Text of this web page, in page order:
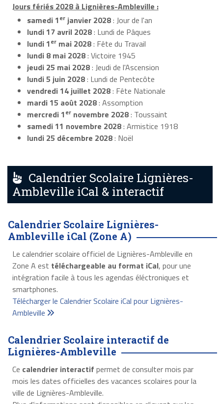
Jours fériés 2028 à Lignières-Ambleville :
samedi 1er janvier 2028: Jour de l'an
lundi 17 avril 2028: Lundi de Pâques
lundi 1er mai 2028: Fête du Travail
lundi 8 mai 2028: Victoire 1945
jeudi 25 mai 2028: Jeudi de l'Ascension
lundi 5 juin 2028: Lundi de Pentecôte
vendredi 14 juillet 2028: Fête Nationale
mardi 15 août 2028: Assomption
mercredi 1er novembre 2028: Toussaint
samedi 11 novembre 2028: Armistice 1918
lundi 25 décembre 2028: Noël
Calendrier Scolaire Lignières-
Ambleville iCal & interactif
Calendrier Scolaire Lignières-
Ambleville iCal (Zone A)
Le calendrier scolaire officiel de Lignières-Ambleville en
Zone A est téléchargeable au format iCal, pour une
intégration facile à tous les agendas éléctroniques et
smartphones.
Télécharger le Calendrier Scolaire iCal pour Lignières-
Ambleville
Calendrier Scolaire interactif de
Lignières-Ambleville
Ce calendrier interactif permet de consulter mois par
mois les dates officielles des vacances scolaires pour la
ville de Lignières-Ambleville.